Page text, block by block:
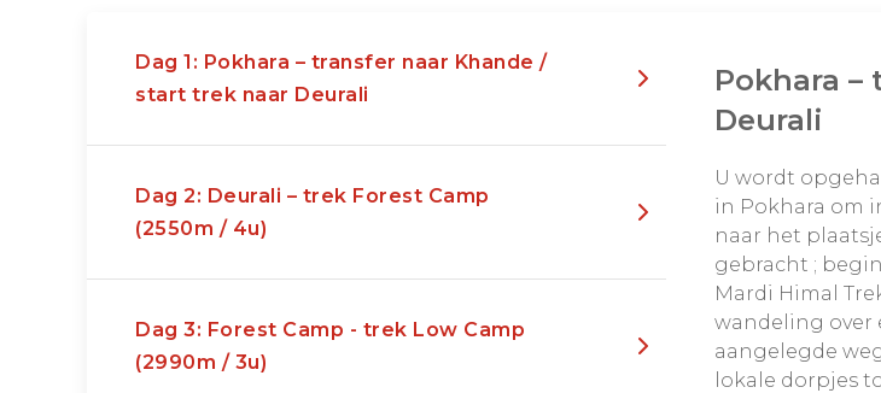
bouwstenen.Wij adviseren u graag over een passende route.
Dag 1: Pokhara – transfer naar Khande /
start trek naar Deurali
Dag 2: Deurali – trek Forest Camp
(2550m / 4u)
Dag 3: Forest Camp - trek Low Camp
(2990m / 3u)
Pokhara
Deurali
U wordt
in Pokhara om
naar het
gebracht ;
Mardi Himal
wandeling over
aangelegde
lokale dorpjes